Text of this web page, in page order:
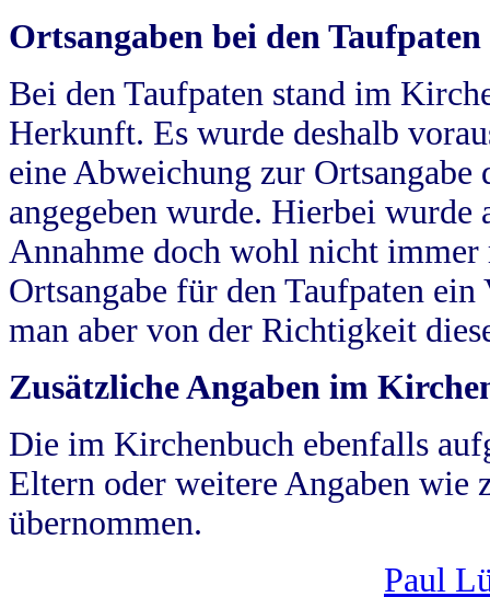
Ortsangaben bei den Taufpaten
Bei den Taufpaten stand im
Herkunft. Es wurde deshalb
eine Abweichung zur
angegeben wurde. Hierbei wurde
Annahme doch wohl nicht
Ortsangabe für den Taufpaten
man aber von der Richtigkeit
Zusätzliche Angaben im
Die im Kirchenbuch ebenfalls
Eltern oder weitere Angaben wie
übernommen.
Paul